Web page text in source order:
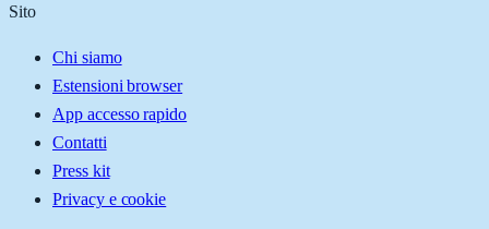
Sito
Chi siamo
Estensioni browser
App accesso rapido
Contatti
Press kit
Privacy e cookie